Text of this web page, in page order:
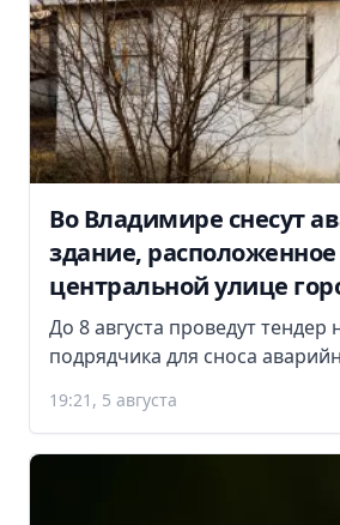
Во Владимире снесут
здание,
центральной улице
До 8 августа проведут тендер
подрядчика для сноса
19:21, 5 августа